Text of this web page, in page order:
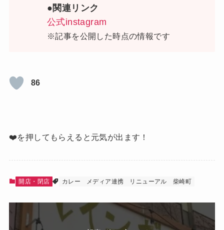
●関連リンク
公式instagram
※記事を公開した時点の情報です
86
❤️を押してもらえると元気が出ます！
開店・閉店 カレー メディア連携 リニューアル 柴崎町